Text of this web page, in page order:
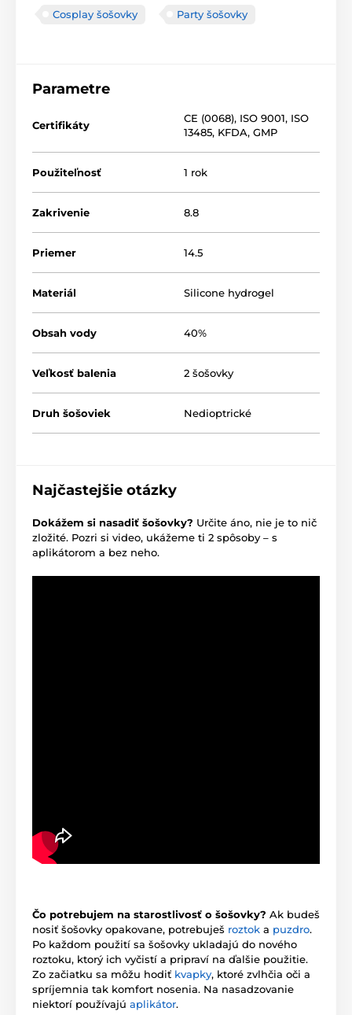
Cosplay šošovky Party šošovky
Parametre
Certifikáty
CE (0068), ISO 9001, ISO
13485, KFDA, GMP
Použiteľnosť 1 rok
Zakrivenie 8.8
Priemer 14.5
Materiál Silicone hydrogel
Obsah vody 40%
Veľkosť balenia 2 šošovky
Druh šošoviek Nedioptrické
Najčastejšie otázky
Dokážem si nasadiť šošovky? Určite áno, nie je to nič
zložité. Pozri si video, ukážeme ti 2 spôsoby – s
aplikátorom a bez neho.
Čo potrebujem na starostlivosť o šošovky? Ak budeš
nosiť šošovky opakovane, potrebuješ roztok a puzdro.
Po každom použití sa šošovky ukladajú do nového
roztoku, ktorý ich vyčistí a pripraví na ďalšie použitie.
Zo začiatku sa môžu hodiť kvapky, ktoré zvlhčia oči a
spríjemnia tak komfort nosenia. Na nasadzovanie
niektorí používajú aplikátor.